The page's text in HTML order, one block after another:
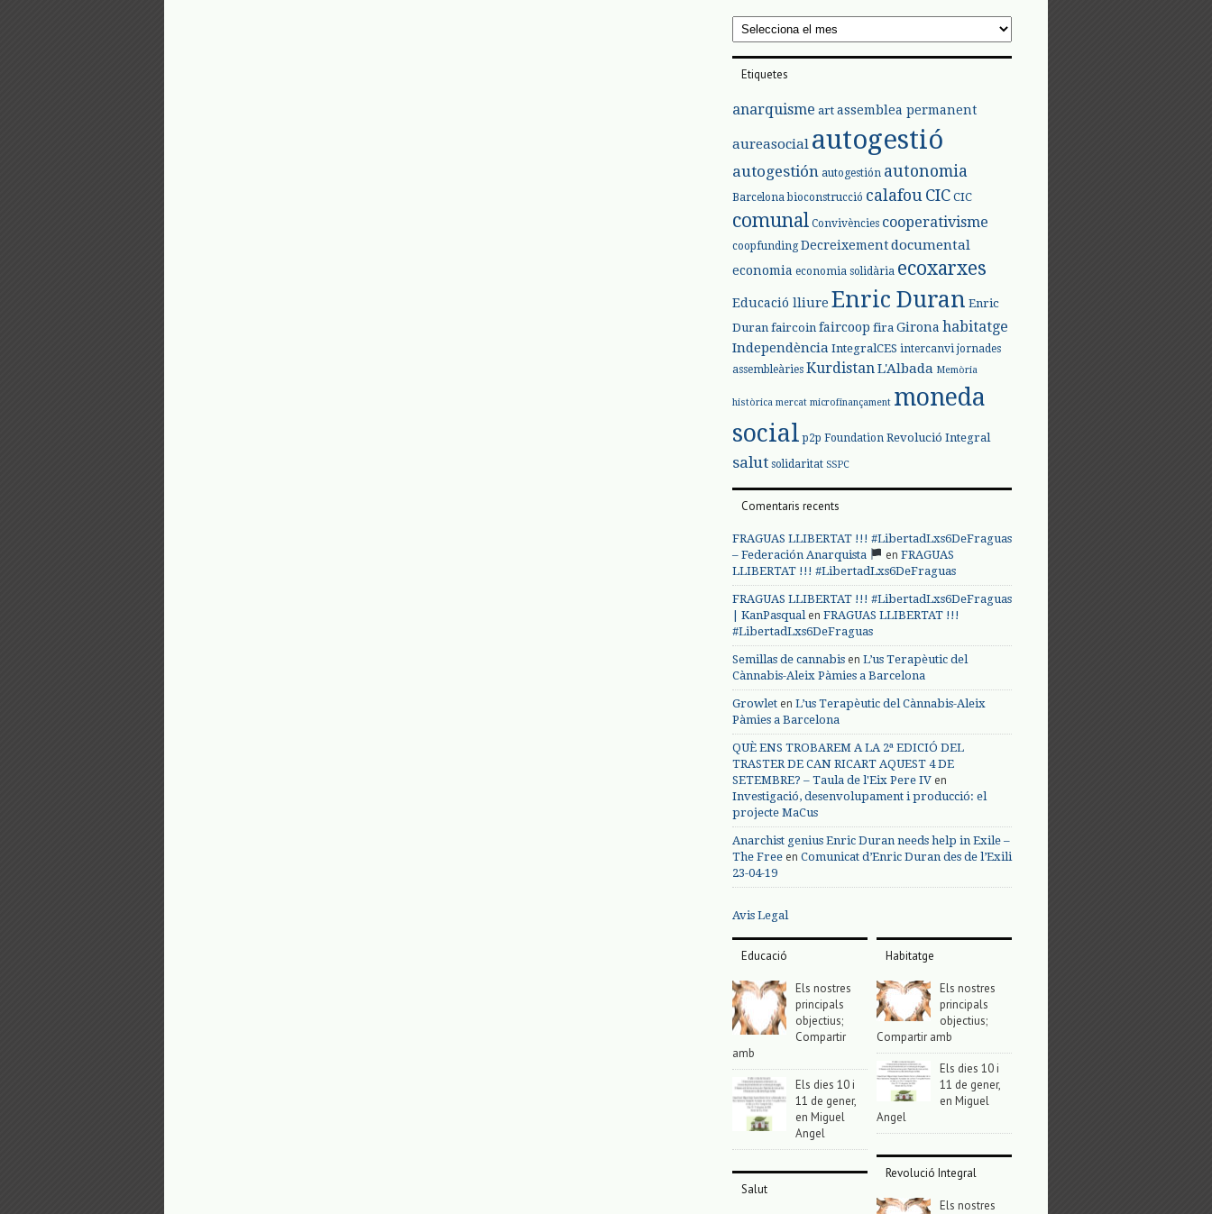
Arxius
Etiquetes
anarquisme art assemblea permanent
aureasocial autogestió
autogestión autogestión autonomia
Barcelona bioconstrucció calafou CIC CIC
comunal Convivències cooperativisme
coopfunding Decreixementdocumental
economia economia solidària ecoxarxes
Educació lliure Enric Duran Enric
Duran faircoin faircoop fira Girona habitatge
Independència IntegralCES intercanvi jornades
assembleàries Kurdistan L'Albada Memòria
històrica mercat microfinançament moneda
social p2p Foundation Revolució Integral
salut solidaritat SSPC
Comentaris recents
FRAGUAS LLIBERTAT !!! #LibertadLxs6DeFraguas
– Federación Anarquista
en FRAGUAS
LLIBERTAT !!! #LibertadLxs6DeFraguas
FRAGUAS LLIBERTAT !!! #LibertadLxs6DeFraguas
| KanPasqualen FRAGUAS LLIBERTAT !!!
#LibertadLxs6DeFraguas
Semillas de cannabis en L’us Terapèutic del
Cànnabis-Aleix Pàmies a Barcelona
Growlet en L’us Terapèutic del Cànnabis-Aleix
Pàmies a Barcelona
QUÈ ENS TROBAREM A LA 2ª EDICIÓ DEL
TRASTER DE CAN RICART AQUEST 4 DE
SETEMBRE? – Taula de l'Eix Pere IV en
Investigació, desenvolupament i producció: el
projecte MaCus
Anarchist genius Enric Duran needs help in Exile –
The Free en Comunicat d’Enric Duran des de l’Exili
23-04-19
Avis Legal
Educació
Els nostres
principals
objectius;
Compartir
amb
Els dies 10 i
11 de gener,
en Miguel
Angel
Salut
Habitatge
Els nostres
principals
objectius;
Compartir amb
Els dies 10 i
11 de gener,
en Miguel
Angel
Revolució Integral
Els nostres